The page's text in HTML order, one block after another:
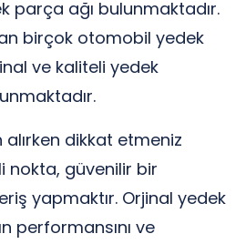
parça ağı bulunmaktadır.
birçok otomobil yedek
ve kaliteli yedek
dikkat etmeniz
nokta, güvenilir bir
yapmaktır. Orjinal yedek
performansını ve